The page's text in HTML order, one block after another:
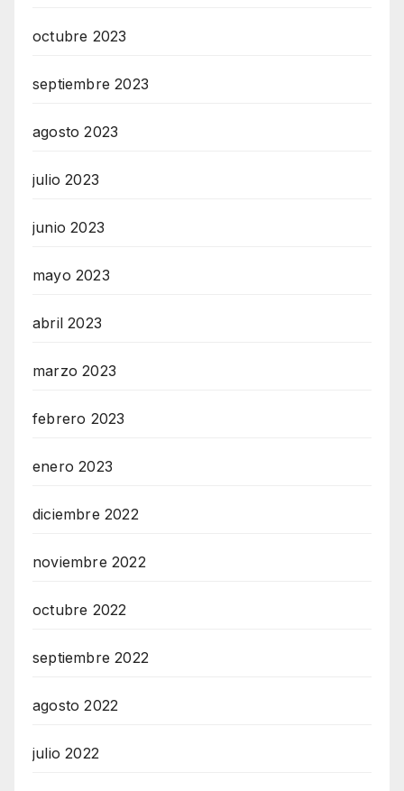
octubre 2023
septiembre 2023
agosto 2023
julio 2023
junio 2023
mayo 2023
abril 2023
marzo 2023
febrero 2023
enero 2023
diciembre 2022
noviembre 2022
octubre 2022
septiembre 2022
agosto 2022
julio 2022